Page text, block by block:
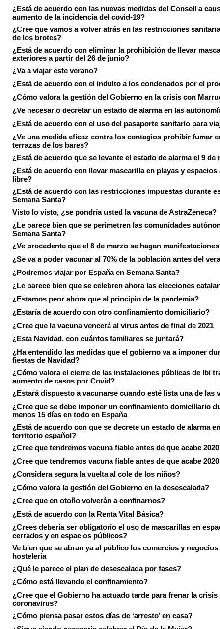
¿Está de acuerdo con las nuevas medidas del Consell a
aumento de la incidencia del covid-19?
¿Cree que vamos a volver atrás en las restricciones
de los brotes?
¿Está de acuerdo con eliminar la prohibición de llevar
exteriores a partir del 26 de junio?
¿Va a viajar este verano?
¿Está de acuerdo con el indulto a los condenados por el
¿Cómo valora la gestión del Gobierno en la crisis con
¿Ve necesario decretar un estado de alarma en las
¿Está de acuerdo con el uso del pasaporte sanitario para
¿Ve una medida eficaz contra los contagios prohibir fumar
terrazas de los bares?
¿Está de acuerdo que se levante el estado de alarma el 9 de
¿Está de acuerdo con llevar mascarilla en playas y espacios
libre?
¿Está de acuerdo con las restricciones impuestas durante
Semana Santa?
Visto lo visto, ¿se pondría usted la vacuna de AstraZeneca?
¿Le parece bien que se perimetren las comunidades
Semana Santa?
¿Ve procedente que el 8 de marzo se hagan
¿Se va a poder vacunar al 70% de la población antes del
¿Podremos viajar por España en Semana Santa?
¿Le parece bien que se celebren ahora las elecciones
¿Estamos peor ahora que al principio de la pandemia?
¿Estaría de acuerdo con otro confinamiento domiciliario?
¿Cree que la vacuna vencerá al virus antes de final de 2021
¿Esta Navidad, con cuántos familiares se juntará?
¿Ha entendido las medidas que el gobierno va a imponer
fiestas de Navidad?
¿Cómo valora el cierre de las instalaciones públicas de Ibi
aumento de casos por Covid?
¿Estará dispuesto a vacunarse cuando esté lista una de las
¿Cree que se debe imponer un confinamiento domiciliario
menos 15 días en todo en España
¿Está de acuerdo con que se decrete un estado de alarma
territorio español?
¿Cree que tendremos vacuna fiable antes de que acabe
¿Cree que tendremos vacuna fiable antes de que acabe
¿Considera segura la vuelta al cole de los niños?
¿Cómo valora la gestión del Gobierno en la desescalada?
¿Cree que en otoño volverán a confinarnos?
¿Está de acuerdo con la Renta Vital Básica?
¿Crees debería ser obligatorio el uso de mascarillas en
cerrados y en espacios públicos?
Ve bien que se abran ya al público los comercios y negocios
hostelería
¿Qué le parece el plan de desescalada por fases?
¿Cómo está llevando el confinamiento?
¿Cree que el Gobierno ha actuado tarde para frenar la crisis
coronavirus?
¿Cómo piensa pasar estos días de ‘arresto’ en casa?